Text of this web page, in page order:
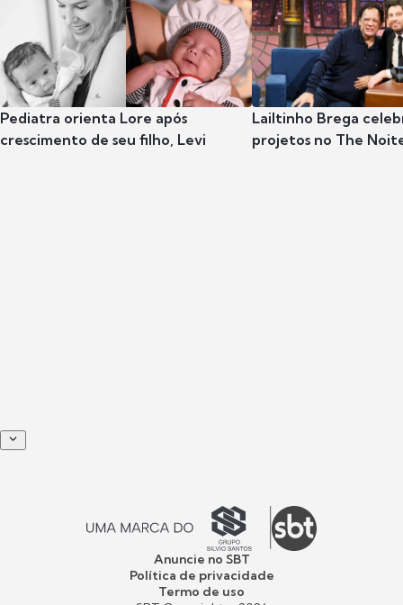
Pediatra orienta Lore após
crescimento de seu filho, Levi
Lailtinho Brega
projetos no The
Anuncie no SBT
Política de privacidade
Termo de uso